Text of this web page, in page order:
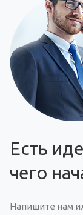
Есть
чего
Напишите нам